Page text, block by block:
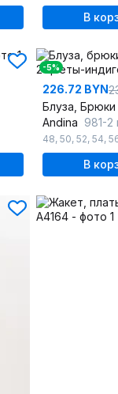
В
-5%
226.72 BYN
Блуза, Брюки
Andina 981-2
48, 50, 52, 54,
В